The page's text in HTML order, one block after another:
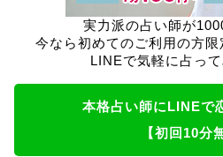
実力派の占い師が
今なら初めてのご利用の方限
LINEで気軽に占っ
本格占い師にLINEで
【初回10分